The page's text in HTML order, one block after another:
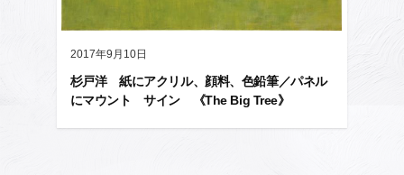
2017年9月10日
杉戸洋 紙にアクリル、顔料、色鉛筆／パネル
にマウント サイン 《The Big Tree》